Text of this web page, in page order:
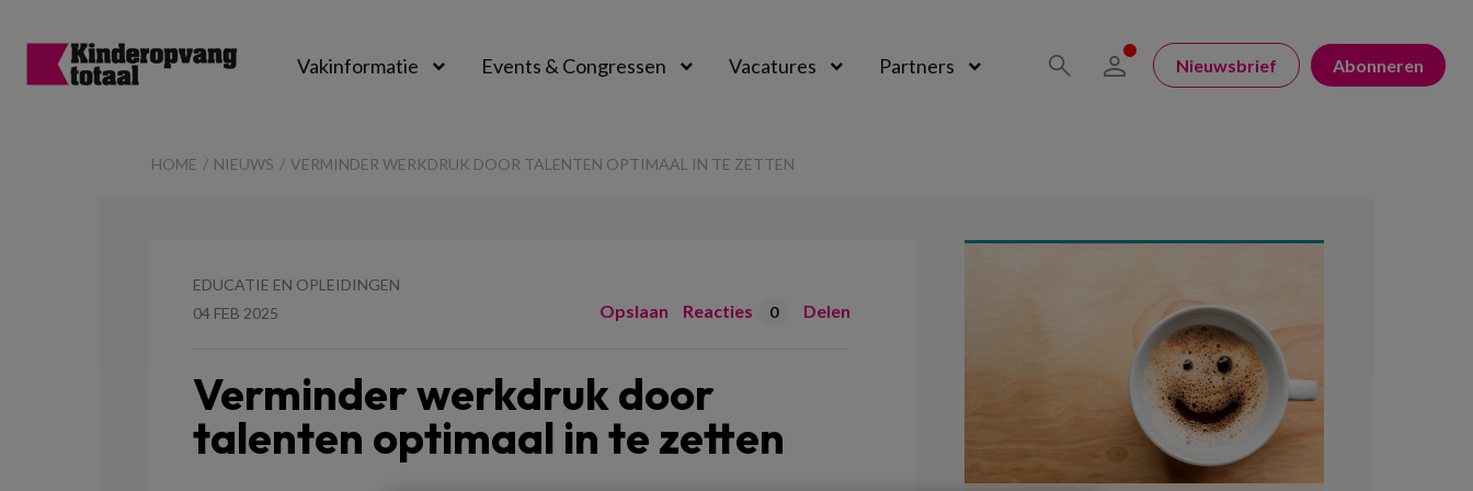
Vakinformatie Events & Congressen Vacatures Partners Nieuwsbrief Abonneren
HOME NIEUWS VERMINDER WERKDRUK DOOR TALENTEN OPTIMAAL IN TE ZETTEN
EDUCATIE EN OPLEIDINGEN
04 FEB 2025
Opslaan Reacties 0 Delen
Verminder werkdruk door
talenten optimaal in te zetten